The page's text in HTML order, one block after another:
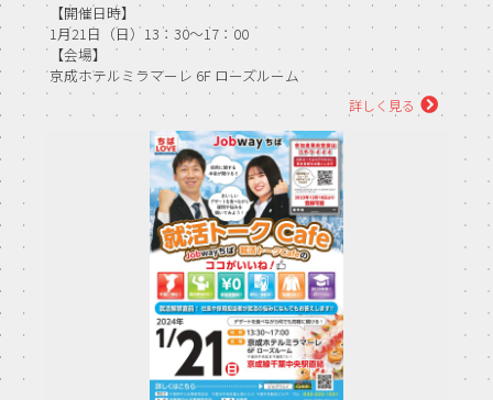
【開催日時】
1月21日（日）13：30～17：00
【会場】
京成ホテルミラマーレ 6F ローズルーム
（京成線千葉中央駅直結、JR千葉駅より徒歩8分、千葉モノ
レ...
詳しく見る